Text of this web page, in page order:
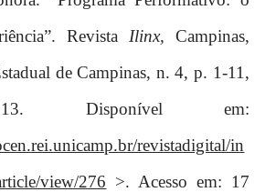
Revista Ilinx, Campinas,
de Campinas, n. 4, p. 1-11,
Disponível em:
revistadigital/in
view/276 >. Acesso em: 17